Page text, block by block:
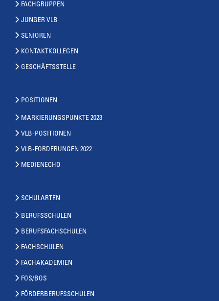
FACHGRUPPEN
JUNGER VLB
SENIOREN
KONTAKTKOLLEGEN
GESCHÄFTSSTELLE
POSITIONEN
MARKIERUNGSPUNKTE 2023
VLB-POSITIONEN
VLB-FORDERUNGEN 2022
MEDIENECHO
SCHULARTEN
BERUFSSCHULEN
BERUFSFACHSCHULEN
FACHSCHULEN
FACHAKADEMIEN
FOS/BOS
FÖRDERBERUFSSCHULEN